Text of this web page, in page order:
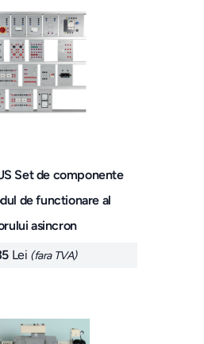
Set de componente
de functionare al
asincron
Lei (fara TVA)